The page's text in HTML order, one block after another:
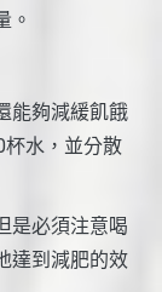
。
能夠減緩飢餓
水，並分散
是必須注意喝
達到減肥的效